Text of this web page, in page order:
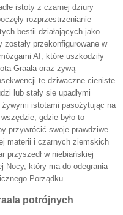
istoty z czarnej dziury
rozprzestrzenianie
bestii działających jako
przekonfigurowane w
AI, które uszkodziły
Graala oraz żywą
te dziwaczne cieniste
lub stały się upadłymi
żywymi istotami pasożytując na
gdzie było to
przywrócić swoje prawdziwe
materii i czarnych ziemskich
przyszedł w niebiańskiej
Nocy, który ma do odegrania
Porządku.
potrójnych